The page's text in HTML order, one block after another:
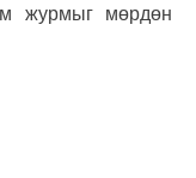
журмыг мөрдөн